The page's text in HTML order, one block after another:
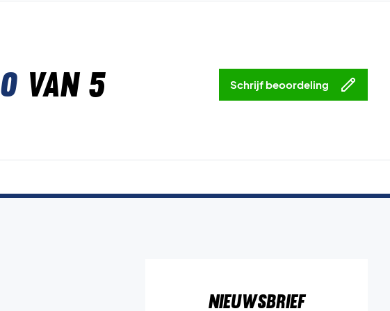
0van 5 Schrijf beoordeling
Nieuwsbrief